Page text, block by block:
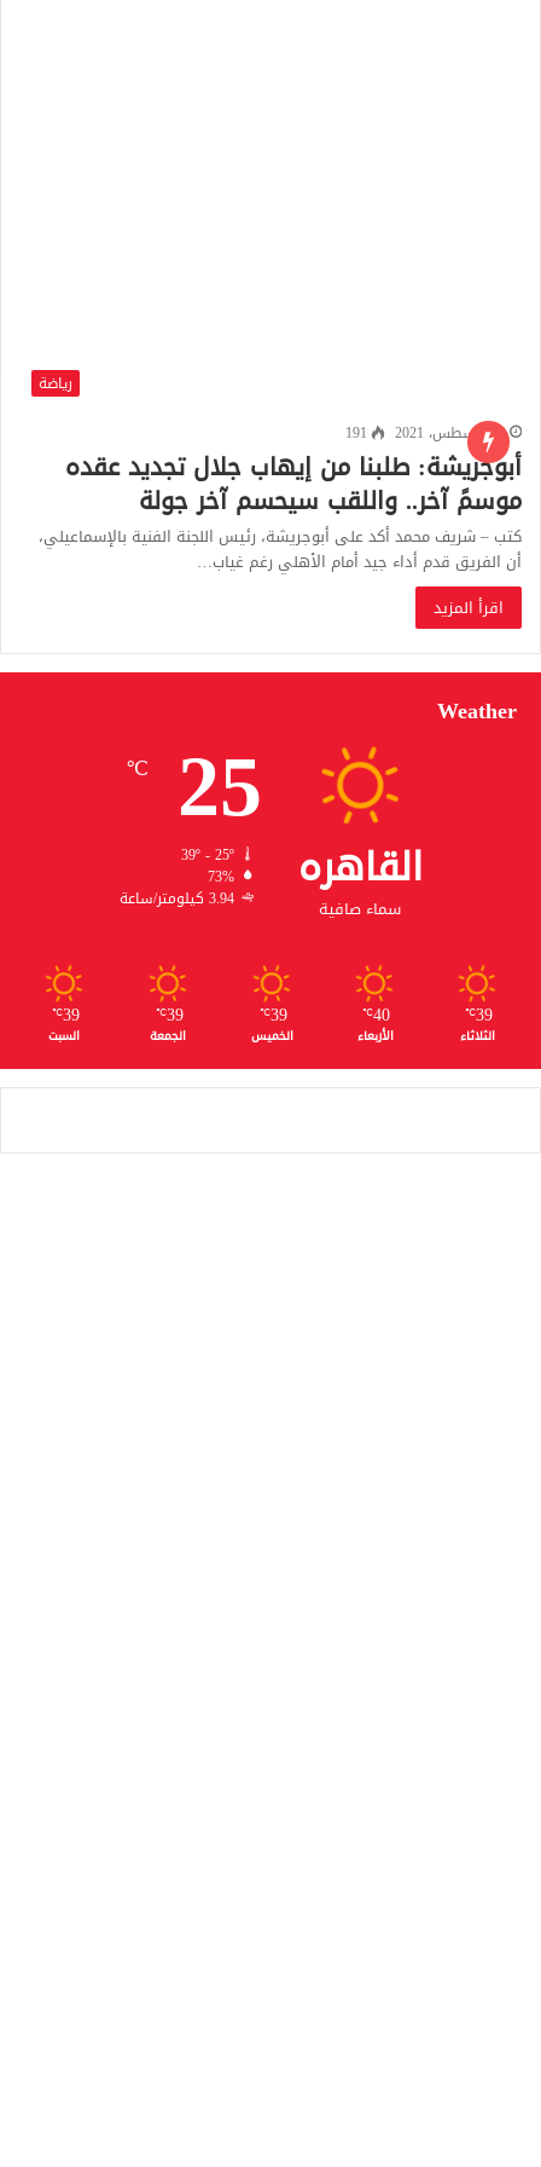
رياضة
12 أغسطس، 2021
191
أبوجريشة: طلبنا من إيهاب جلال تجديد عقده
موسمً آخر.. واللقب سيحسم آخر جولة
كتب – شريف محمد أكد على أبوجريشة، رئيس اللجنة الفنية بالإسماعيلي،
أن الفريق قدم أداء جيد أمام الأهلي رغم غياب…
اقرأ المزيد
Weather
القاهره
سماء صافية
25
℃
39º - 25º
73%
3.94 كيلومتر/ساعة
39
℃
الثلاثاء
40
℃
الأربعاء
39
℃
الخميس
39
℃
الجمعة
39
℃
السبت